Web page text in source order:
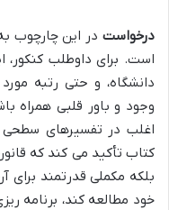
درخواست در این چارچوب
است. برای داوطلب
دانشگاه، و حتی رتبه
وجود و باور قلبی همراه
اغلب در تفسیرهای سطحی
کتاب تأکید می کند که
بلکه مکملی قدرتمند برای
خود مطالعه کند، برنامه